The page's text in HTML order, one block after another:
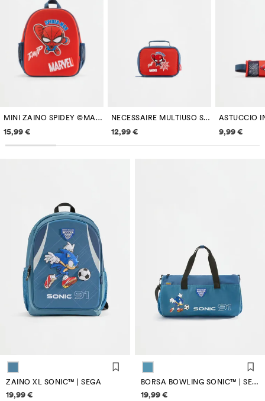
MINI ZAINO SPIDEY ©MARVEL
Informazioni sui prezzi
15,99 €
NECESSAIRE MULTIUSO SPIDEY ©MARVEL
Informazioni sui prezzi
12,99 € 9,99 €
ZAINO XL SONIC™ | SEGA
Informazioni sui prezzi
19,99 €
BORSA BOWLING SONIC™ | SEGA
Informazioni sui prezzi
19,99 €